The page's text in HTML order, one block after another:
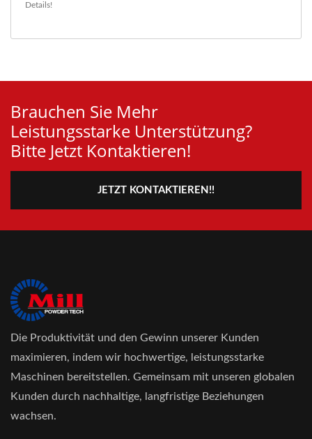
Details!
Brauchen Sie Mehr
Leistungsstarke Unterstützung?
Bitte Jetzt Kontaktieren!
JETZT KONTAKTIEREN!!
Die Produktivität und den Gewinn unserer Kunden
maximieren, indem wir hochwertige, leistungsstarke
Maschinen bereitstellen. Gemeinsam mit unseren globalen
Kunden durch nachhaltige, langfristige Beziehungen
wachsen.